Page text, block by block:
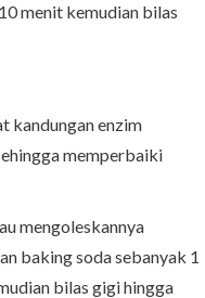
menit kemudian bilas
kandungan enzim
memperbaiki
mengoleskannya
baking soda sebanyak 1
bilas gigi hingga